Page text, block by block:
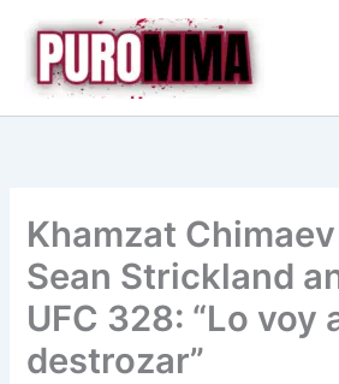
contenido
Khamzat
Sean Strickland
UFC 328: “Lo voy
destrozar”